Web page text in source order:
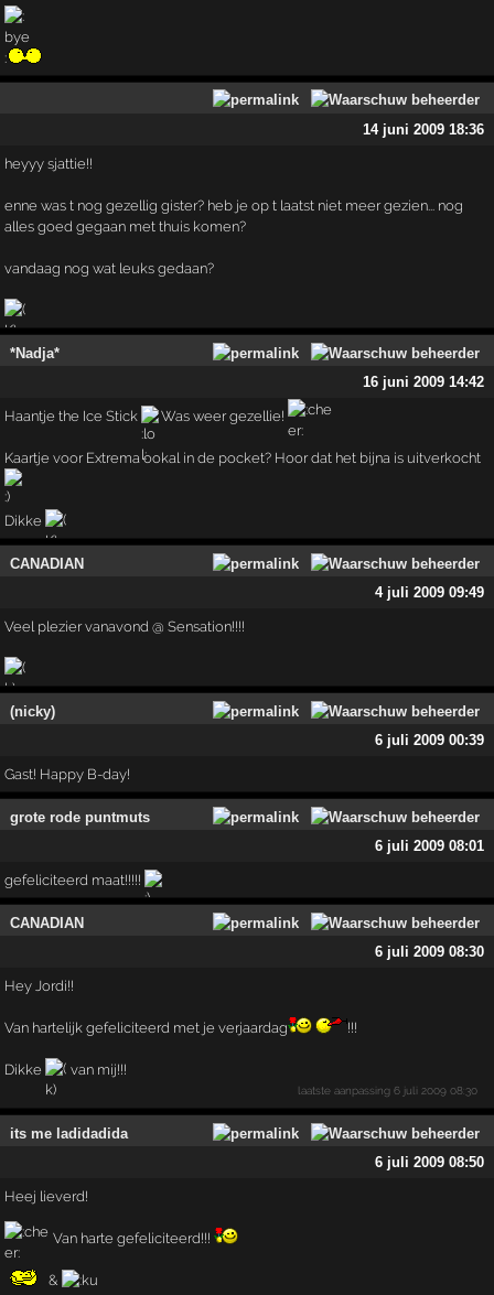
14 juni 2009 18:36
heyyy sjattie!!
enne was t nog gezellig gister? heb je op t laatst niet meer gezien... nog
alles goed gegaan met thuis komen?
vandaag nog wat leuks gedaan?
*Nadja*
16 juni 2009 14:42
Haantje the Ice Stick Was weer gezellie!
Kaartje voor Extrema ookal in de pocket? Hoor dat het bijna is uitverkocht
Dikke
CANADIAN
4 juli 2009 09:49
Veel plezier vanavond @ Sensation!!!!
(nicky)
6 juli 2009 00:39
Gast! Happy B-day!
grote rode puntmuts
6 juli 2009 08:01
gefeliciteerd maat!!!!!
CANADIAN
6 juli 2009 08:30
Hey Jordi!!
Van hartelijk gefeliciteerd met je verjaardag !!!
Dikke van mij!!!
laatste aanpassing6 juli 2009 08:30
its me ladidadida
6 juli 2009 08:50
Heej lieverd!
Van harte gefeliciteerd!!!
&